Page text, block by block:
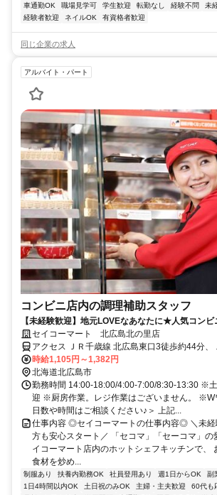
車通勤OK
職場見学可 学生歓迎 転勤なし 経験不問 未
経験者歓迎
ネイルOK 有資格者歓迎
同じ企業の求人
アルバイト・パート
コンビニ店内の調理補助スタッフ
【未経験歓迎】地元LOVEなあなたに★人気コン
ト」で働こう♪接客なし◎
セイコーマート 北広島北の里店
アクセス ＪＲ千歳線 北広島東口3徒歩約44分、
歩約90分
時給1,105円～1,382円
北海道北広島市
勤務時間 14:00-18:00/4:00-7:00/8:30-13:30 ※
迎 ※厨房作業。レジ作業はございません。 ※W
日数や時間はご相談ください♪＞ 上記...
仕事内容 ◎セイコーマートの仕事内容◎ ＼未経
方も安心スタート／ 「セコマ」「セーコマ」の
イコーマート店内のホットシェフキッチンで、
食材を炒め...
制服あり 扶養内勤務OK 社員登用あり 週1日からOK
副
1日4時間以内OK
土日祝のみOK 主婦・主夫歓迎 60代も